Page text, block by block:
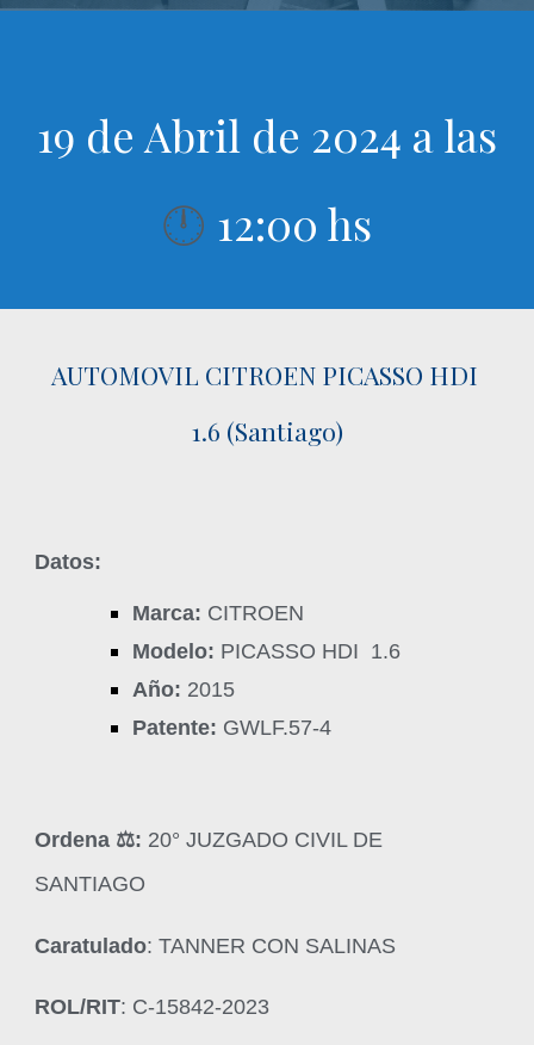
19 de Abril de 2024 a las
🕛 12:00 hs
AUTOMOVIL CITROEN PICASSO HDI
1.6 (Santiago)
Datos:
Marca: CITROEN
Modelo: PICASSO HDI 1.6
Año: 2015
Patente: GWLF.57-4
Ordena ‍⚖️: 20° JUZGADO CIVIL DE
SANTIAGO
Caratulado: TANNER CON SALINAS
ROL/RIT: C-15842-2023